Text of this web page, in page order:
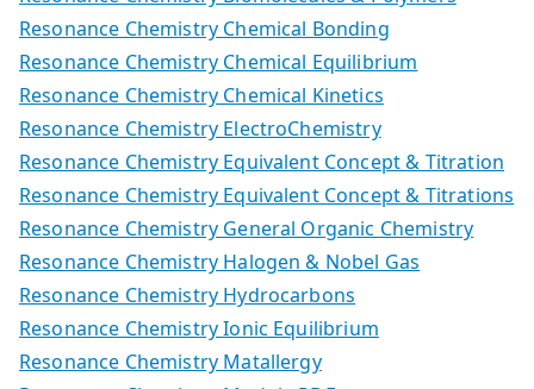
Resonance Chemistry Chemical Bonding
Resonance Chemistry Chemical Equilibrium
Resonance Chemistry Chemical Kinetics
Resonance Chemistry ElectroChemistry
Resonance Chemistry Equivalent Concept & Titration
Resonance Chemistry Equivalent Concept & Titrations
Resonance Chemistry General Organic Chemistry
Resonance Chemistry Halogen & Nobel Gas
Resonance Chemistry Hydrocarbons
Resonance Chemistry Ionic Equilibrium
Resonance Chemistry Matallergy